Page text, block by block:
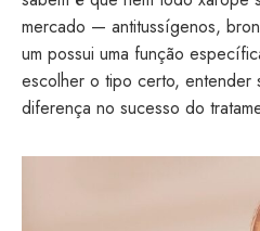
mercado — antitussígenos,
um possui uma função
escolher o tipo certo, entender
diferença no sucesso do